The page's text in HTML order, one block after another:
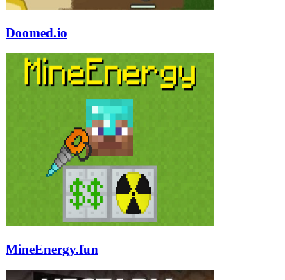
Doomed.io
MineEnergy.fun